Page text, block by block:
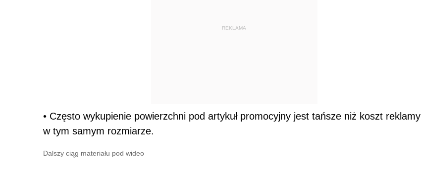
REKLAMA
• Często wykupienie powierzchni pod artykuł promocyjny jest tańsze niż koszt reklamy
w tym samym rozmiarze.
Dalszy ciąg materiału pod wideo